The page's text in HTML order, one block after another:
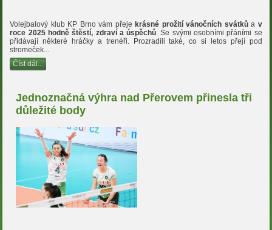
Volejbalový klub KP Brno vám přejekrásné prožití vánočních svátkůa v
roce 2025 hodně štěstí, zdraví a úspěchů . Se svými osobními přáními se
přidávají některé hráčky a trenéři. Prozradili také, co si letos přejí pod
stromeček...
Číst dál...
Jednoznačná výhra nad Přerovem přinesla tři
důležité body